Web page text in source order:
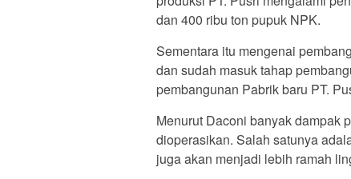
dan 400 ribu ton pupuk NPK.
Sementara itu mengenai
dan sudah masuk tahap
pembangunan Pabrik baru PT.
Menurut Daconi banyak dampak
dioperasikan. Salah satunya
juga akan menjadi lebih ramah